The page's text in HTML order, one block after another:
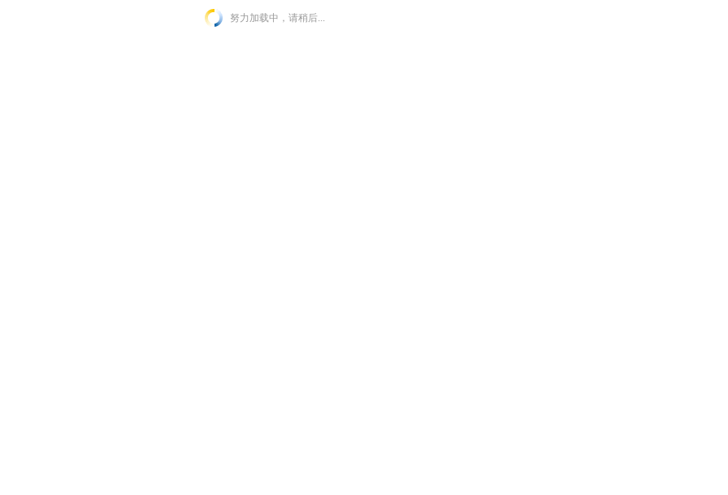
努力加载中，请稍后...